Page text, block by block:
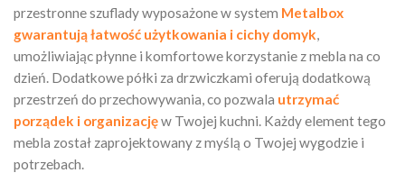
przestronne szuflady wyposażone w system Metalbox
gwarantują łatwość użytkowania i cichy domyk,
umożliwiając płynne i komfortowe korzystanie z mebla na co
dzień. Dodatkowe półki za drzwiczkami oferują dodatkową
przestrzeń do przechowywania, co pozwala utrzymać
porządek i organizacjęw Twojej kuchni. Każdy element tego
mebla został zaprojektowany z myślą o Twojej wygodzie i
potrzebach.